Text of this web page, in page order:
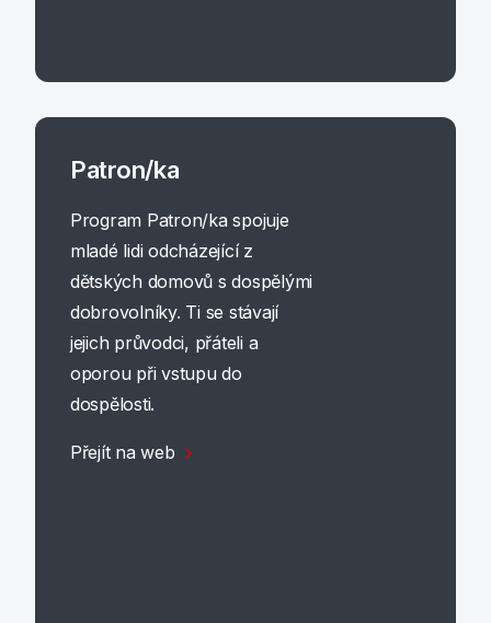
Patron/ka
Program Patron/ka spojuje
mladé lidi odcházející z
dětských domovů s dospělými
dobrovolníky. Ti se stávají
jejich průvodci, přáteli a
oporou při vstupu do
dospělosti.
Přejít na web